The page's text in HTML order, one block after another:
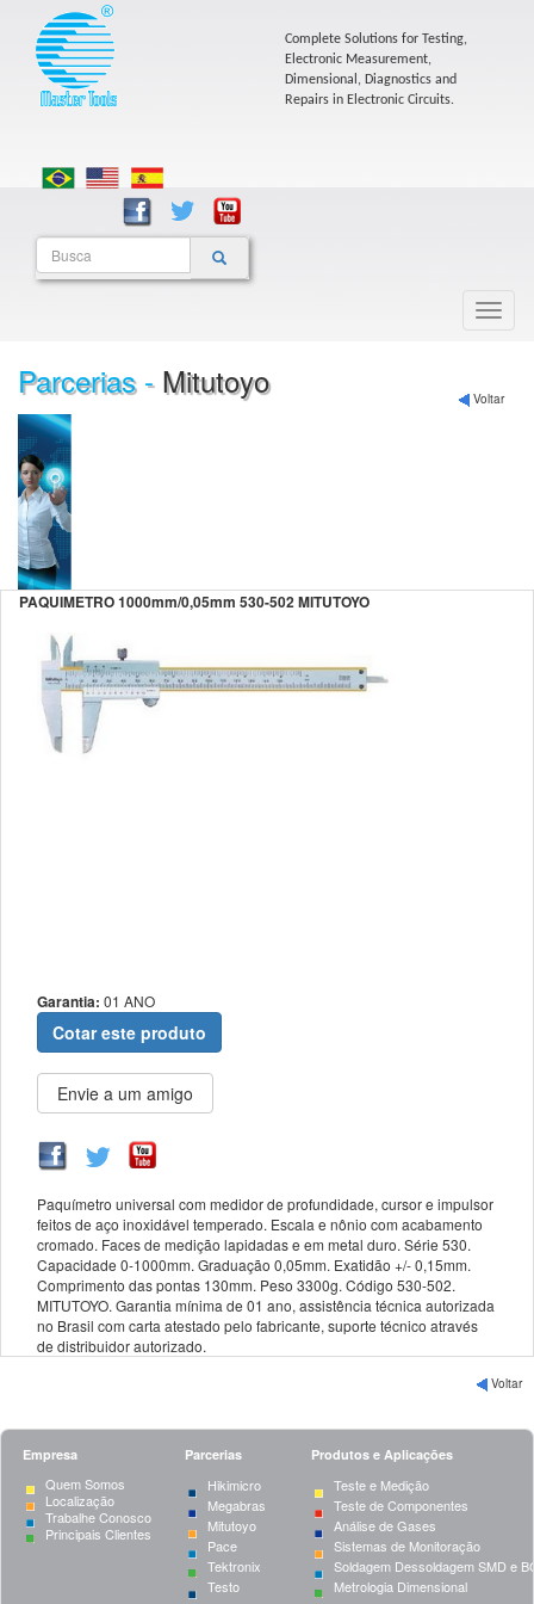
Complete Solutions for Testing,
Electronic Measurement,
Dimensional, Diagnostics and
Repairs in Electronic Circuits.
Parcerias - Mitutoyo Voltar
PAQUIMETRO 1000mm/0,05mm 530-502 MITUTOYO
Garantia: 01 ANO
Cotar este produto
Paquímetro universal com medidor de profundidade, cursor e impulsor
feitos de aço inoxidável temperado. Escala e nônio com acabamento
cromado. Faces de medição lapidadas e em metal duro. Série 530.
Capacidade 0-1000mm. Graduação 0,05mm. Exatidão +/- 0,15mm.
Comprimento das pontas 130mm. Peso 3300g. Código 530-502.
MITUTOYO. Garantia mínima de 01 ano, assistência técnica autorizada
no Brasil com carta atestado pelo fabricante, suporte técnico através
de distribuidor autorizado.
Voltar
Empresa Parcerias Produtos e Aplicações
Quem Somos
Localização
Trabalhe Conosco
Principais Clientes
Hikimicro
Megabras
Mitutoyo
Pace
Tektronix
Testo
Teste e Medição
Teste de Componentes
Análise de Gases
Sistemas de Monitoração
Soldagem Dessoldagem SMD e
Metrologia Dimensional